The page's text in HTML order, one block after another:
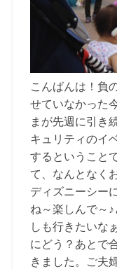
こんばんは！負
せていなかった
まが先週に引き
キュリティのイ
するということ
て、なんとなく
ディズニーシー
ね～楽しんで～
しも行きたいな
にどう？あとで
きました。ご夫